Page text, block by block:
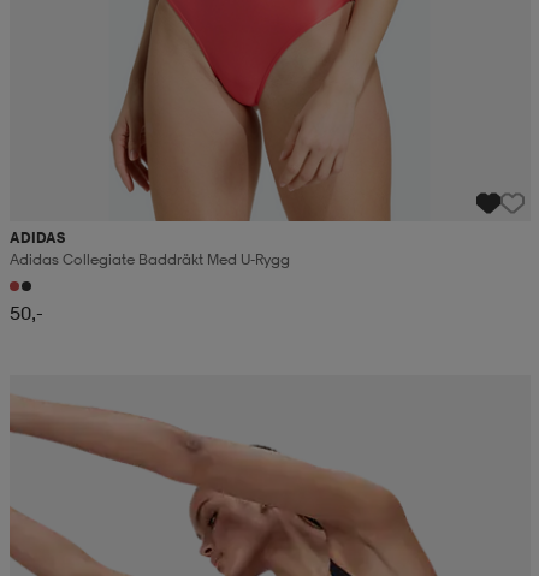
ADIDAS
Adidas Collegiate Baddräkt Med U-Rygg
50,-